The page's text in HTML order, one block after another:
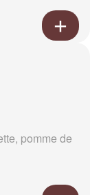
pomme de